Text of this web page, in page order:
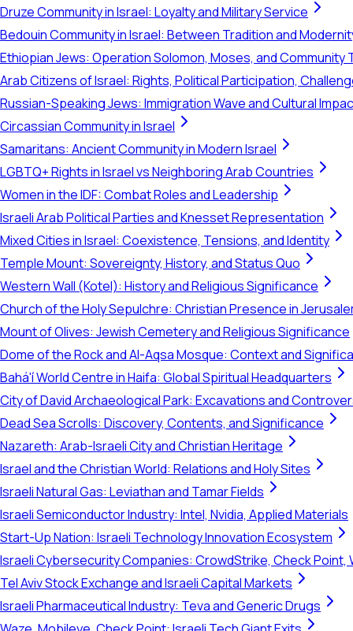
Druze Community in Israel: Loyalty and Military Service
Bedouin Community in Israel: Between Tradition and
Ethiopian Jews: Operation Solomon, Moses, and Community
Arab Citizens of Israel: Rights, Political Participation,
Russian-Speaking Jews: Immigration Wave and Cultural
Circassian Community in Israel
Samaritans: Ancient Community in Modern Israel
LGBTQ+ Rights in Israel vs Neighboring Arab Countries
Women in the IDF: Combat Roles and Leadership
Israeli Arab Political Parties and Knesset Representation
Mixed Cities in Israel: Coexistence, Tensions, and Identity
Temple Mount: Sovereignty, History, and Status Quo
Western Wall (Kotel): History and Religious Significance
Church of the Holy Sepulchre: Christian Presence in
Mount of Olives: Jewish Cemetery and Religious Significance
Dome of the Rock and Al-Aqsa Mosque: Context and
Bahá'í World Centre in Haifa: Global Spiritual Headquarters
City of David Archaeological Park: Excavations and
Dead Sea Scrolls: Discovery, Contents, and Significance
Nazareth: Arab-Israeli City and Christian Heritage
Israel and the Christian World: Relations and Holy Sites
Israeli Natural Gas: Leviathan and Tamar Fields
Israeli Semiconductor Industry: Intel, Nvidia, Applied Materials
Start-Up Nation: Israeli Technology Innovation Ecosystem
Israeli Cybersecurity Companies: CrowdStrike, Check Point,
Tel Aviv Stock Exchange and Israeli Capital Markets
Israeli Pharmaceutical Industry: Teva and Generic Drugs